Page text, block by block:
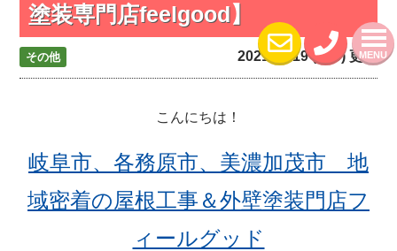
MENU
塗装専門店feelgood】
その他 2021.10.19 (Tue) 更新
こんにちは！
岐阜市、各務原市、美濃加茂市 地
域密着の屋根工事＆外壁塗装門店フ
ィールグッド